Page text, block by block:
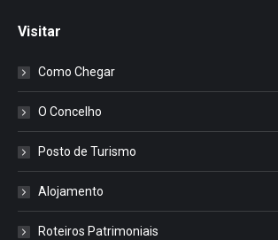
Visitar
Como Chegar
O Concelho
Posto de Turismo
Alojamento
Roteiros Patrimoniais